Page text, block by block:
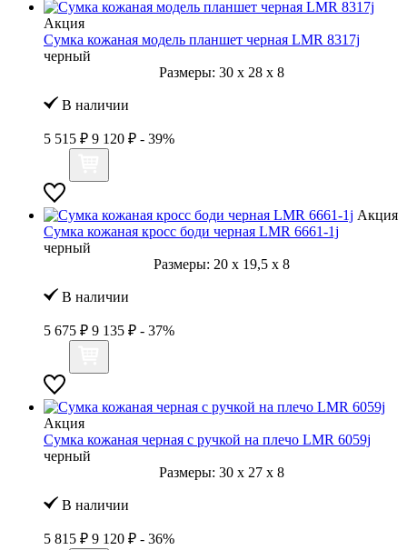
Акция
Сумка кожаная модель планшет черная LMR 8317j
черный
Размеры: 30 x 28 x 8
В наличии
5 515 ₽ 9 120 ₽ - 39%
Акция
Сумка кожаная кросс боди черная LMR 6661-1j
черный
Размеры: 20 x 19,5 x 8
В наличии
5 675 ₽ 9 135 ₽ - 37%
Акция
Сумка кожаная черная с ручкой на плечо LMR 6059j
черный
Размеры: 30 x 27 x 8
В наличии
5 815 ₽ 9 120 ₽ - 36%